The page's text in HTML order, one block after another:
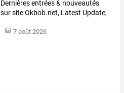
Dernièresentrées& nouveautés
sursiteOkbob.net, Latest Update,
7 août 2026